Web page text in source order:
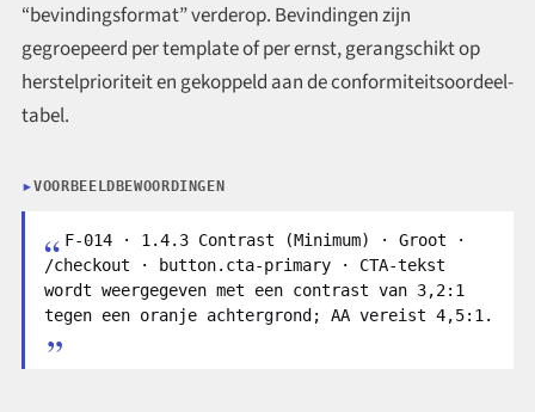
“bevindingsformat” verderop. Bevindingen zijn
gegroepeerd per template of per ernst, gerangschikt op
herstelprioriteit en gekoppeld aan de conformiteitsoordeel-
tabel.
VOORBEELDBEWOORDINGEN
F-014 · 1.4.3 Contrast (Minimum) · Groot ·
/checkout · button.cta-primary · CTA-tekst
wordt weergegeven met een contrast van 3,2:1
tegen een oranje achtergrond; AA vereist 4,5:1.